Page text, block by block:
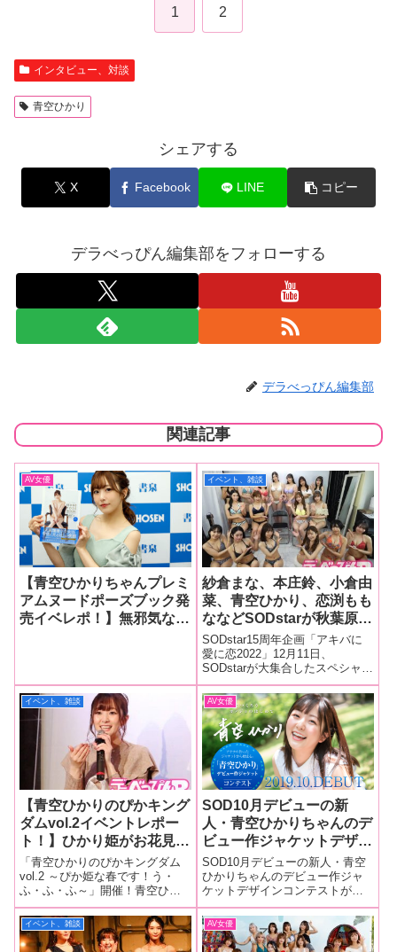
1 2
インタビュー、対談
青空ひかり
シェアする
X Facebook LINE コピー
デラべっぴん編集部をフォローする
デラべっぴん編集部
関連記事
AV女優
【青空ひかりちゃんプレミ
アムヌードポーズブック発
売イベレポ！】無邪気な笑
ツ満載のポーズが見どこ
ろ！
イベント、雑談
紗倉まな、本庄鈴、小倉由
菜、青空ひかり、恋渕もも
ななどSODstarが秋葉原に
一挙集結！ SODstar15
周年企画「アキバに愛に恋
2022」秋葉原ジャックイ
ベント開催！
SODstar15周年企画「アキバに
愛に恋2022」12月11日、
SODstarが大集合したスペシャル
イベント、SODstar15周年企画
『アキバに愛に恋2022』が行わ
れました！題された通り、当日
は総勢17名のSOD starたちが秋
葉原
イベント、雑談
【青空ひかりのぴかキング
ダムvol.2イベントレポー
ト！】ひかり姫がお花見ト
ーク、ライブ、ゲームでキ
ングダム国民とお戯れ
に！ 得意のダンスも公開
しご機嫌麗しいひとときを
お過ごしに！
「青空ひかりのぴかキングダム
vol.2 ～ぴか姫な春です！う・
ふ・ふ・ふ～」開催！青空ひか
りちゃんがお姫様になり「ぴか
キングダム」なる王国を率いる
イベント「青空ひかりのぴかキ
ングダムvol.2 ～ぴか姫な春で
AV女優
SOD10月デビューの新
人・青空ひかりちゃんのデ
ビュー作ジャケットデザイ
ンコンテストが開催決
定! 景品も出るよ！とい
うわけで、さっそくウチで
も作ってみました！
SOD10月デビューの新人・青空
ひかりちゃんのデビュー作ジャ
ケットデザインコンテストが開
催決定!2019年10月、SODクリエ
イトが誇る単体女優レーベル、
SODstarより新人女優がデビュー
します。彼女の名前は「青空ひ
イベント、雑談 AV女優